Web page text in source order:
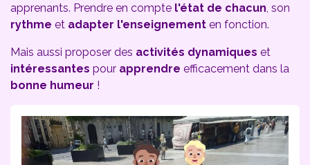
apprenants. Prendre en compte l'état de chacun , son
rythme et adapter l'enseignement en fonction.
Mais aussi proposer des activités dynamiques et
intéressantes pour apprendre efficacement dans la
bonne humeur !